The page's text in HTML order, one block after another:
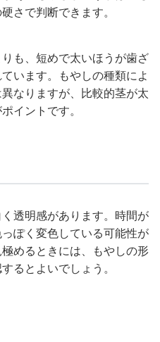
さで判断できます。
も、短めで太いほうが歯ざ
います。もやしの種類によ
なりますが、比較的茎が太
イントです。
透明感があります。時間が
ぽく変色している可能性が
めるときには、もやしの形
るとよいでしょう。